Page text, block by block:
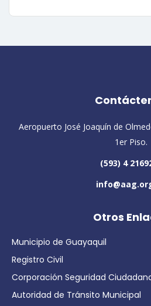
Aeropuerto José Joaquín de
1er Piso.
(593) 4
Otros
Municipio de Guayaquil
Registro Civil
Corporación Seguridad
Autoridad de Tránsito Municipal